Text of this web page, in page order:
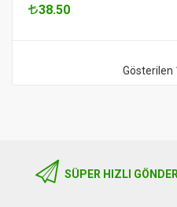
38.50
Gösterilen
SÜPER HIZLI